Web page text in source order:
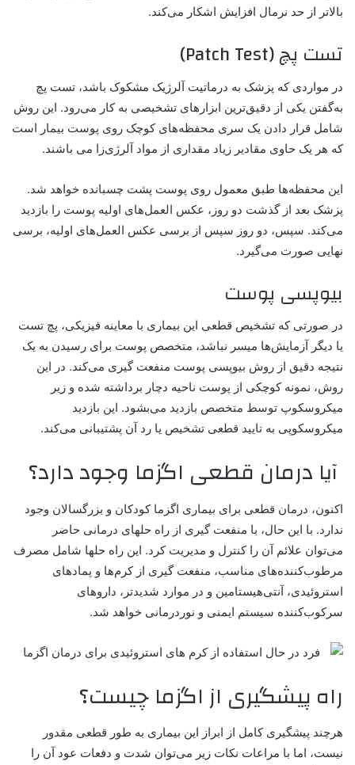
بالاتر از حد نرمال افزایش اشکار می‌کند.
تست پچ (Patch Test)
در مواردی که پزشک به درماتیت آلرژیک مشکوک باشد، تست پچ
به‌گفتن یکی از دقیق‌ترین ابزارهای تشخیصی به کار می‌رود. این روش
شامل قرار دادن یک سری محفظه‌های کوچک روی پوست بیمار است
که هر یک حاوی مقادیر زیاد مقداری از مواد آلرژی‌زا می باشند.
این محفظه‌ها طبق معمول روی پوست پشت چسبانده خواهد شد.
پزشک بعد از گذشت دو روز، عکس العمل‌های اولیه پوست را بازدید
می‌کند. سپس، دو روز سپس از برسی عکس العمل‌های اولیه، برسی
نهایی صورت می‌گیرد.
بیوپسی پوست
در صورتی که تشخیص قطعی این بیماری با معاینه فیزیکی، پچ‌ تست
یا دیگر آزمایش‌ها میسر نباشد، متخصص پوست برای رسیدن به یک
نتیجه‌ دقیق از روش بیوپسی پوست منفعت گیری می‌کند. در این
روش، نمونه کوچکی از پوست ناحیه دچار برداشته شده و زیر
میکروسکوپ توسط متخصص بازدید می‌بشود. این بازدید
میکروسکوپی به تایید قطعی تشخیص یا رد آن پشتیبانی می‌کند.
آیا درمان قطعی اگزما وجود دارد؟
اکنون، درمان قطعی برای بیماری اگزما کودکان و بزرگسالان وجود
ندارد. با این حال، با منفعت گیری از راه حلهای درمانی حاضر
می‌توان علائم آن را کنترل و مدیریت کرد. این راه حلها شامل مصرف
مرطوب‌کننده‌های مناسب، منفعت گیری از کرم‌ها و پمادهای
استروئیدی، آنتی‌هیستامین و در موارد شدیدتر، داروهای
سرکوب‌کننده سیستم ایمنی و نوردرمانی خواهد شد.
راه پیشگیری از اگزما چیست؟
هرچند پیشگیری کامل از ابراز این بیماری به طور قطعی مقدور
نیست، اما با مراعات نکات زیر می‌توان شدت و دفعات عود آن را